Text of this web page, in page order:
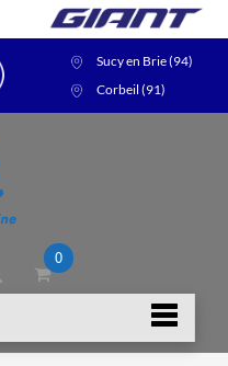
Sucy en Brie (94)
Corbeil (91)
0